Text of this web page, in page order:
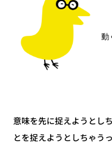
動
意味を先に捉えようとし
とを捉えようとしちゃう